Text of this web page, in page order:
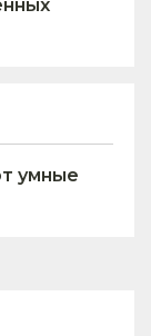
умные